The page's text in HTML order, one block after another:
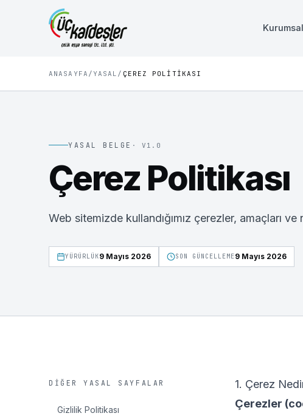
Kurumsal
ANASAYFA /YASAL / ÇEREZ POLITIKASI
YASAL BELGE · V 1.0
Çerez Politikası
Web sitemizde kullandığımız çerezler, amaçları
YÜRÜRLÜK9 Mayıs 2026 SON GÜNCELLEME9 Mayıs 2026
DIĞER YASAL SAYFALAR
Gizlilik Politikası
1. Çerez
Çerezler